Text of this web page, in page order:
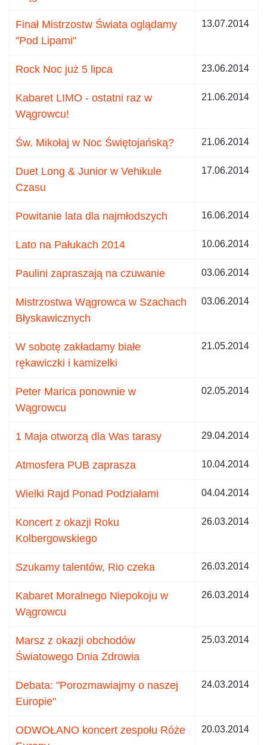
Finał Mistrzostw Świata oglądamy
"Pod Lipami"
13.07.2014
Rock Noc już 5 lipca 23.06.2014
Kabaret LIMO - ostatni raz w
Wągrowcu!
21.06.2014
Św. Mikołaj w Noc Świętojańską? 21.06.2014
Duet Long & Junior w Vehikule
Czasu
17.06.2014
Powitanie lata dla najmłodszych 16.06.2014
Lato na Pałukach 2014 10.06.2014
Paulini zapraszają na czuwanie 03.06.2014
Mistrzostwa Wągrowca w Szachach
Błyskawicznych
03.06.2014
W sobotę zakładamy białe
rękawiczki i kamizelki
21.05.2014
Peter Marica ponownie w
Wągrowcu
02.05.2014
1 Maja otworzą dla Was tarasy 29.04.2014
Atmosfera PUB zaprasza 10.04.2014
Wielki Rajd Ponad Podziałami 04.04.2014
Koncert z okazji Roku
Kolbergowskiego
26.03.2014
Szukamy talentów, Rio czeka 26.03.2014
Kabaret Moralnego Niepokoju w
Wągrowcu
26.03.2014
Marsz z okazji obchodów
Światowego Dnia Zdrowia
25.03.2014
Debata: "Porozmawiajmy o naszej
Europie"
24.03.2014
ODWOŁANO koncert zespołu Róże
20.03.2014